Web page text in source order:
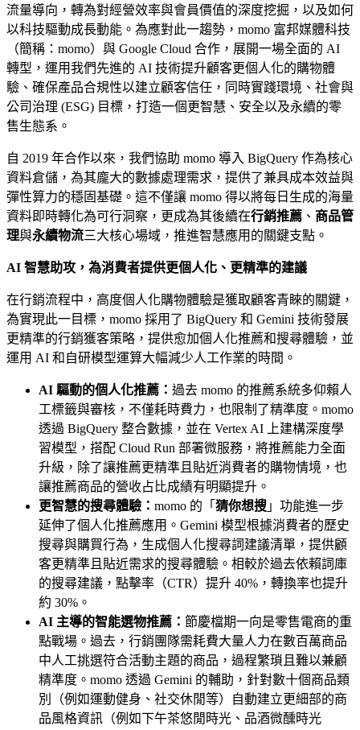
流量導向，轉為對經營效率與會員價值的深度挖掘，以及如何
以科技驅動成長動能。為應對此一趨勢，momo 富邦媒體科技
（簡稱：momo）與 Google Cloud 合作，展開一場全面的 AI
轉型，運用我們先進的 AI 技術提升顧客更個人化的購物體
驗、確保產品合規性以建立顧客信任，同時實踐環境、社會與
公司治理 (ESG) 目標，打造一個更智慧、安全以及永續的零
售生態系。
自 2019 年合作以來，我們協助 momo 導入 BigQuery 作為核心
資料倉儲，為其龐大的數據處理需求，提供了兼具成本效益與
彈性算力的穩固基礎。這不僅讓 momo 得以將每日生成的海量
資料即時轉化為可行洞察，更成為其後續在行銷推薦 、 商品管
理與永續物流三大核心場域，推進智慧應用的關鍵支點。
AI 智慧助攻，為消費者提供更個人化、更精準的建議
在行銷流程中，高度個人化購物體驗是獲取顧客青睞的關鍵，
為實現此一目標，momo 採用了 BigQuery 和 Gemini 技術發展
更精準的行銷獲客策略，提供愈加個人化推薦和搜尋體驗，並
運用 AI 和自研模型運算大幅減少人工作業的時間。
AI 驅動的個人化推薦： 過去 momo 的推薦系統多仰賴人
工標籤與審核，不僅耗時費力，也限制了精準度。momo
透過 BigQuery 整合數據，並在 Vertex AI 上建構深度學
習模型，搭配 Cloud Run 部署微服務，將推薦能力全面
升級，除了讓推薦更精準且貼近消費者的購物情境，也
讓推薦商品的營收占比成績有明顯提升。
更智慧的搜尋體驗： momo 的「 猜你想搜 」功能進一步
延伸了個人化推薦應用。Gemini 模型根據消費者的歷史
搜尋與購買行為，生成個人化搜尋詞建議清單，提供顧
客更精準且貼近需求的搜尋體驗。相較於過去依賴詞庫
的搜尋建議，點擊率（CTR）提升 40%，轉換率也提升
約 30%。
AI 主導的智能選物推薦： 節慶檔期一向是零售電商的重
點戰場。過去，行銷團隊需耗費大量人力在數百萬商品
中人工挑選符合活動主題的商品，過程繁瑣且難以兼顧
精準度。momo 透過 Gemini 的輔助，針對數十個商品類
別（例如運動健身、社交休閒等）自動建立更細部的商
品風格資訊（例如下午茶悠閒時光、品酒微醺時光